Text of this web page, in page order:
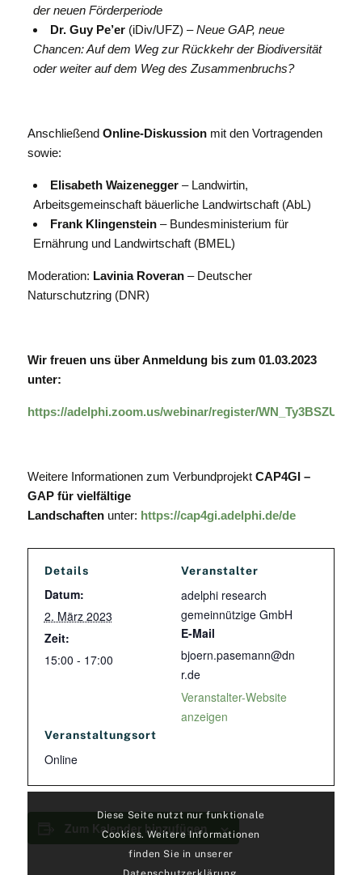
der neuen Förderperiode
Dr. Guy Pe’er(iDiv/UFZ) –Neue GAP, neue
Chancen: Auf dem Weg zur Rückkehr der Biodiversität
oder weiter auf dem Weg des Zusammenbruchs?
Anschließend Online-Diskussionmit den Vortragenden
sowie:
Elisabeth Waizenegger– Landwirtin,
Arbeitsgemeinschaft bäuerliche Landwirtschaft (AbL)
Frank Klingenstein– Bundesministerium für
Ernährung und Landwirtschaft (BMEL)
Moderation: Lavinia Roveran– Deutscher
Naturschutzring (DNR)
Wir freuen uns über Anmeldung bis zum 01.03.2023
unter:
https://adelphi.zoom.us/webinar/register/
Weitere Informationen zum Verbundprojekt CAP4GI –
GAP für vielfältige
Landschaftenunter: https://cap4gi.adelphi.de/de
Details
Datum:
2. März 2023
Zeit:
15:00 - 17:00
Veranstalter
adelphi research
gemeinnützige GmbH
E-Mail
bjoern.pasemann@dn
r.de
Veranstalter-Website
anzeigen
Veranstaltungsort
Online
Zum Kalender hinzufügen
Diese Seite nutzt nur funktionale
Cookies. Weitere Informationen
finden Sie in unserer